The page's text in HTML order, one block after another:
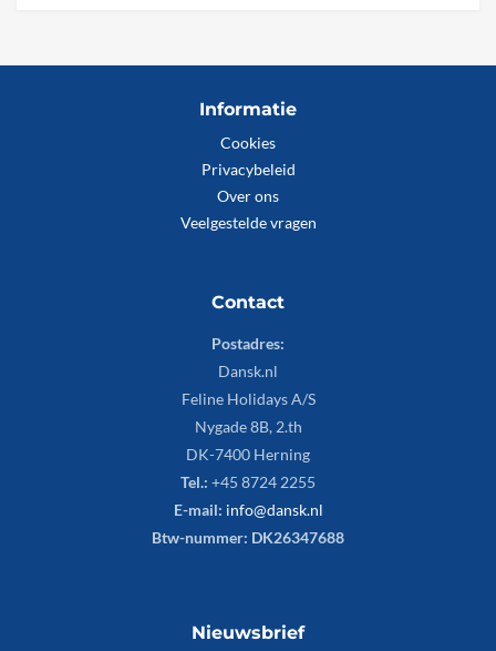
Informatie
Cookies
Privacybeleid
Over ons
Veelgestelde vragen
Contact
Postadres:
Dansk.nl
Feline Holidays A/S
Nygade 8B, 2.th
DK-7400 Herning
Tel.: +45 8724 2255
E-mail: info@dansk.nl
Btw-nummer: DK26347688
Nieuwsbrief